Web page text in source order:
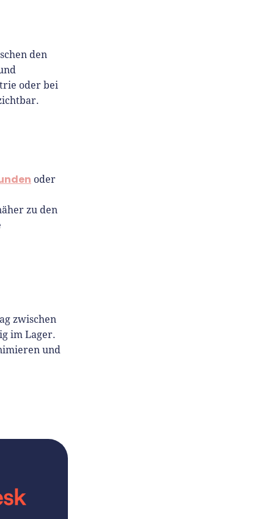
den
oder bei
oder
zu den
zwischen
im Lager.
und